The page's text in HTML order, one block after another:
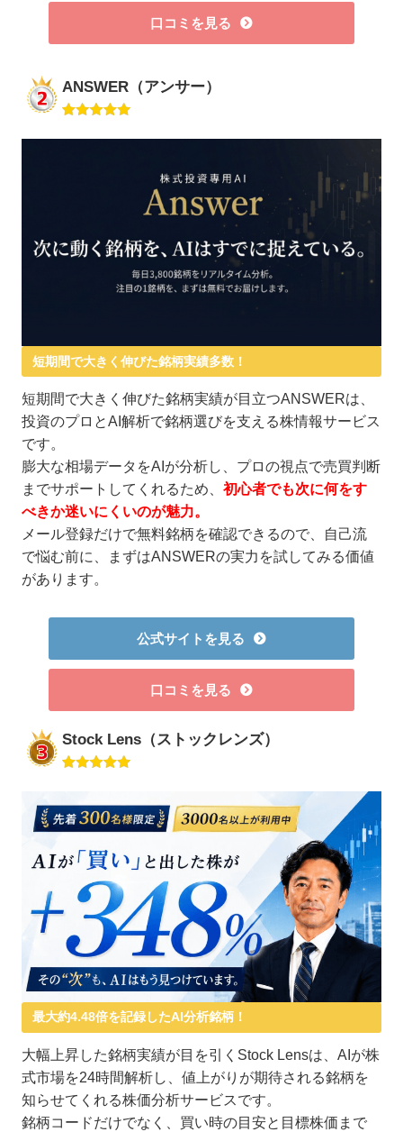
口コミを見る
ANSWER（アンサー）
短期間で大きく伸びた銘柄実績多数！
短期間で大きく伸びた銘柄実績が目立つANSWERは、
投資のプロとAI解析で銘柄選びを支える株情報サービス
です。
膨大な相場データをAIが分析し、プロの視点で売買判断
までサポートしてくれるため、初心者でも次に何をす
べきか迷いにくいのが魅力。
メール登録だけで無料銘柄を確認できるので、自己流
で悩む前に、まずはANSWERの実力を試してみる価値
があります。
公式サイトを見る
口コミを見る
Stock Lens（ストックレンズ）
最大約4.48倍を記録したAI分析銘柄！
大幅上昇した銘柄実績が目を引くStock Lensは、AIが株
式市場を24時間解析し、値上がりが期待される銘柄を
知らせてくれる株価分析サービスです。
銘柄コードだけでなく、買い時の目安と目標株価まで